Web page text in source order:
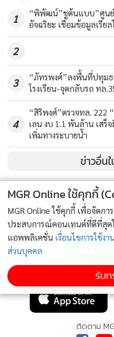
5,357
1
“พิพัฒน์”ชูต้นแบบ”ศูนย์
อัจฉริยะ เชื่อมข้อมูลเรี
2
3
“ภัทรพงศ์”ลงพื้นที่ปทุม
โรงเรียน-จุดกลับรถ ทล
4
“สิริพงศ์”ตรวจทล. 222
เลน งบ 1.1 พันล้าน เสร็
เพิ่มทางระบายน้ำ
ข่าวอื่น
ติดตามข่าวสา
MGR Online
ติดตาม
MGR Online ใช้คุกกี้
MGR Online ใช้คุกกี้ เพื่อจัดก
ประสบการณ์คอนเทนต์ที่ดีที่สุด
แอพพลิเคชั่น เงื่อนไขการใช้ง
ส่วนบุคคล
รับ